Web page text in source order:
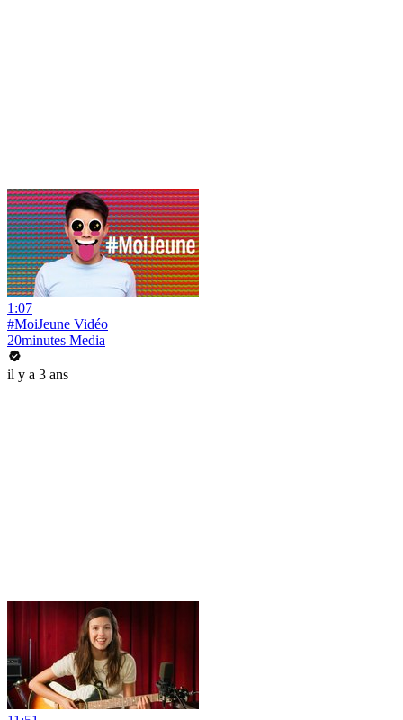
1:07
#MoiJeune Vidéo
20minutes Media
il y a 3 ans